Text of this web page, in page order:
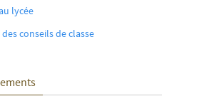
lycée
conseils de classe